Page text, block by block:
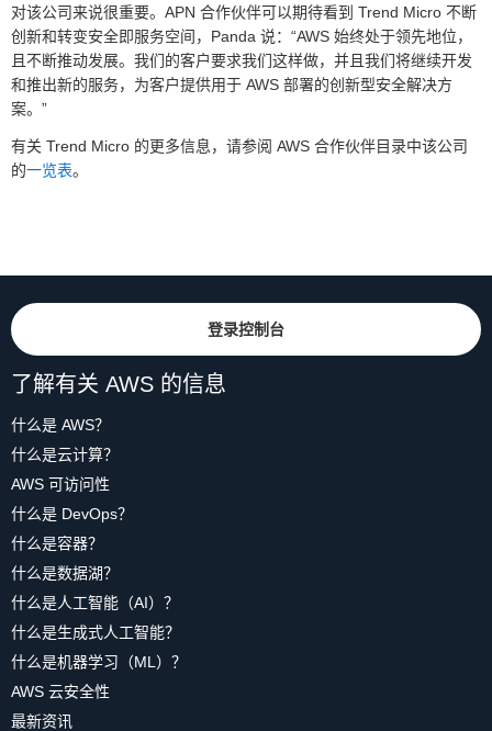
对该公司来说很重要。APN 合作伙伴可以期待看到 Trend Micro 不断
创新和转变安全即服务空间，Panda 说：“AWS 始终处于领先地位，
且不断推动发展。我们的客户要求我们这样做，并且我们将继续开发
和推出新的服务，为客户提供用于 AWS 部署的创新型安全解决方
案。”
有关 Trend Micro 的更多信息，请参阅 AWS 合作伙伴目录中该公司
的一览表。
登录控制台
了解有关 AWS 的信息
什么是 AWS？
什么是云计算？
AWS 可访问性
什么是 DevOps？
什么是容器？
什么是数据湖？
什么是人工智能（AI）？
什么是生成式人工智能？
什么是机器学习（ML）？
AWS 云安全性
最新资讯